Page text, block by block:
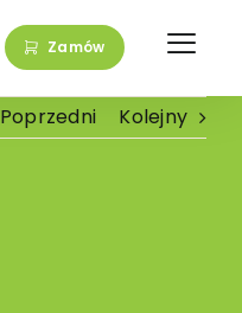
Zamów
Poprzedni Kolejny